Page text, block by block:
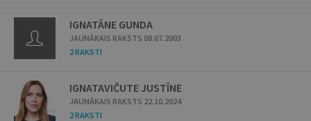
IGNATĀNE GUNDA
JAUNĀKAIS RAKSTS 08.07.2003
2 RAKSTI
IGNATAVIČUTE JUSTĪNE
JAUNĀKAIS RAKSTS 22.10.2024
2 RAKSTI